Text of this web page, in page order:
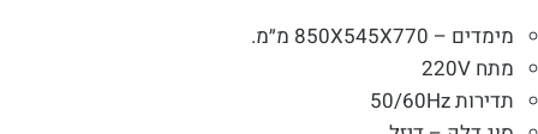
מימדים – 850X545X770 מ״מ.
מתח 220V
תדירות 50/60Hz